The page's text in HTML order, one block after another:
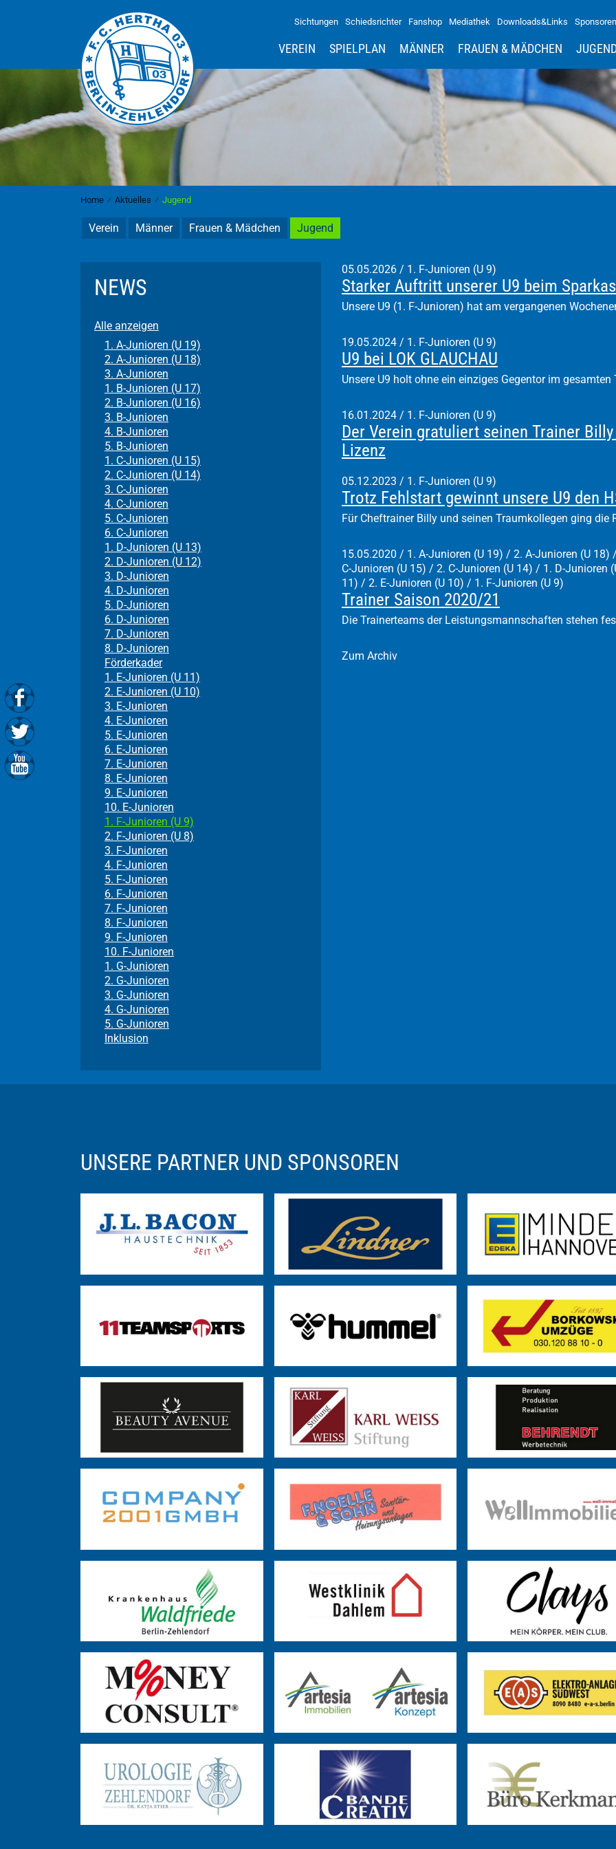
Sichtungen Schiedsrichter Fanshop Mediathek Downloads&Links Sponsoren
VEREIN SPIELPLAN MÄNNER FRAUEN & MÄDCHEN
Home ⁄ Aktuelles ⁄ Jugend
Verein Männer Frauen & Mädchen Jugend
NEWS
Alle anzeigen
1. A-Junioren (U 19)
2. A-Junioren (U 18)
3. A-Junioren
1. B-Junioren (U 17)
2. B-Junioren (U 16)
3. B-Junioren
4. B-Junioren
5. B-Junioren
1. C-Junioren (U 15)
2. C-Junioren (U 14)
3. C-Junioren
4. C-Junioren
5. C-Junioren
6. C-Junioren
1. D-Junioren (U 13)
2. D-Junioren (U 12)
3. D-Junioren
4. D-Junioren
5. D-Junioren
6. D-Junioren
7. D-Junioren
8. D-Junioren
Förderkader
1. E-Junioren (U 11)
2. E-Junioren (U 10)
3. E-Junioren
4. E-Junioren
5. E-Junioren
6. E-Junioren
7. E-Junioren
8. E-Junioren
9. E-Junioren
10. E-Junioren
1. F-Junioren (U 9)
2. F-Junioren (U 8)
3. F-Junioren
4. F-Junioren
5. F-Junioren
6. F-Junioren
7. F-Junioren
8. F-Junioren
9. F-Junioren
10. F-Junioren
1. G-Junioren
2. G-Junioren
3. G-Junioren
4. G-Junioren
5. G-Junioren
Inklusion
05.05.2026 / 1. F-Junioren (U 9)
Starker Auftritt unserer U9 beim
Unsere U9 (1. F-Junioren) hat am vergangenen
19.05.2024 / 1. F-Junioren (U 9)
U9 bei LOK GLAUCHAU
Unsere U9 holt ohne ein einziges Gegentor im
16.01.2024 / 1. F-Junioren (U 9)
Der Verein gratuliert seinen Trainer
Lizenz
05.12.2023 / 1. F-Junioren (U 9)
Trotz Fehlstart gewinnt unsere U9 den
Für Cheftrainer Billy und seinen Traumkollegen ging
15.05.2020 / 1. A-Junioren (U 19) / 2. A-Junioren (U
C-Junioren (U 15) / 2. C-Junioren (U 14) / 1. D-Junioren
11) / 2. E-Junioren (U 10) / 1. F-Junioren (U 9)
Trainer Saison 2020/21
Die Trainerteams der Leistungsmannschaften stehen
Zum Archiv
UNSERE PARTNER UND SPONSOREN